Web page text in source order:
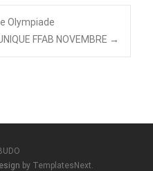
Olympiade
FFAB NOVEMBRE →
by TemplatesNext.